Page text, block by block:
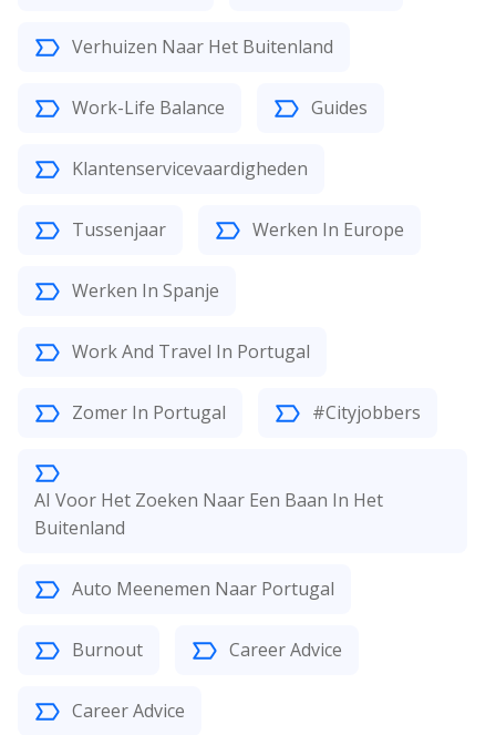
Verhuizen Naar Het Buitenland
Work-Life Balance Guides
Klantenservicevaardigheden
Tussenjaar Werken In Europe
Werken In Spanje
Work And Travel In Portugal
Zomer In Portugal #Cityjobbers
AI Voor Het Zoeken Naar Een Baan In Het
Buitenland
Auto Meenemen Naar Portugal
Burnout Career Advice
Career Advice